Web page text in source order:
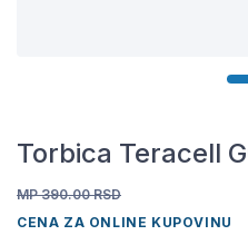
Torbica Teracell
MP 390.00 RSD
CENA ZA ONLINE KUPOVINU